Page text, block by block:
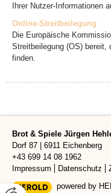
Ihrer Nutzer-Informationen
Online-Streitbeilegung
Die Europäische
Streitbeilegung (OS) bereit,
finden.
Brot & Spiele Jürgen
Dorf 87 | 6911 Eichenberg
+43 699 14 08 1962
Impressum
Datenschutz
powered by